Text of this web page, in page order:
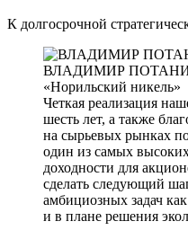
К долгосрочной
ВЛАДИМИР
«Норильский никель»
Четкая реализация
шесть лет, а также
на сырьевых рынках
один из самых
доходности для
сделать следующий
амбициозных задач
и в плане решения